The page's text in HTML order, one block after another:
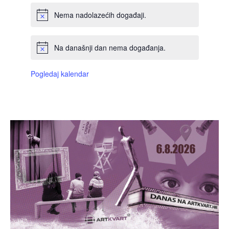
Nema nadolazećih događaji.
Na današnji dan nema događanja.
Pogledaj kalendar